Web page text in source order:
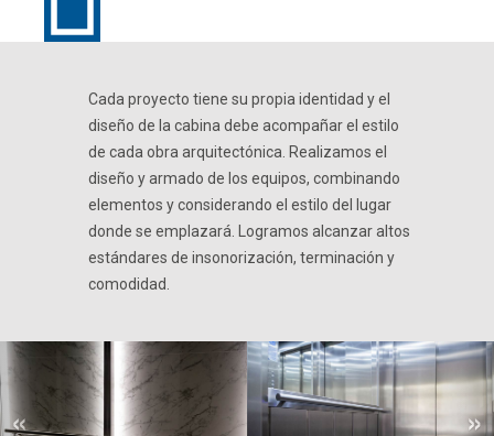
Cada proyecto tiene su propia identidad y el
diseño de la cabina debe acompañar el estilo
de cada obra arquitectónica. Realizamos el
diseño y armado de los equipos, combinando
elementos y considerando el estilo del lugar
donde se emplazará. Logramos alcanzar altos
estándares de insonorización, terminación y
comodidad.